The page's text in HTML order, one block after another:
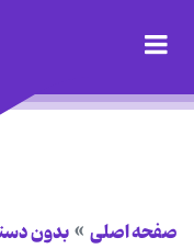
صفحه اصلی بدون